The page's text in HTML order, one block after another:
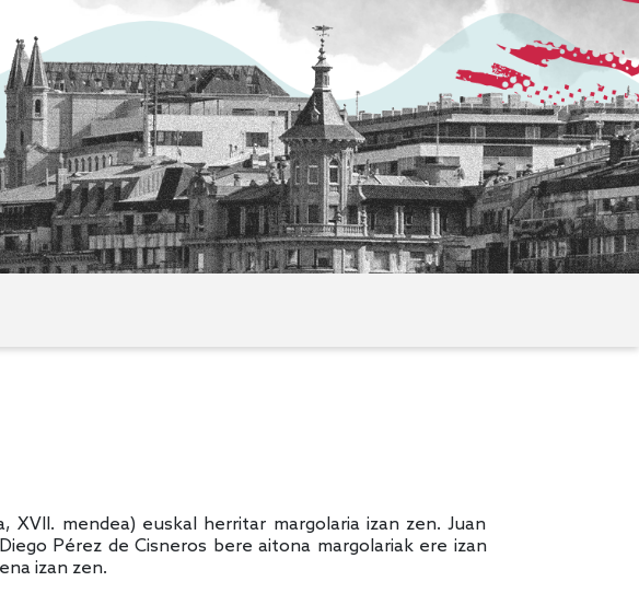
XVII. mendea) euskal herritar margolaria izan zen. Juan
Pérez de Cisneros bere aitona margolariak ere izan
izan zen.